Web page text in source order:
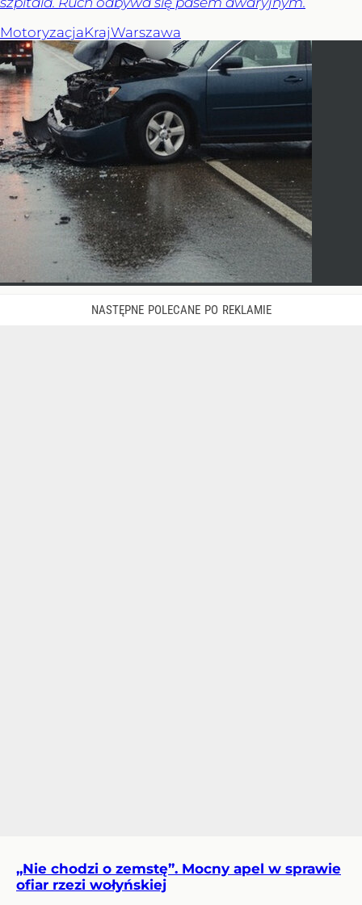
MotoryzacjaKrajWarszawa
„Nie chodzi o zemstę”. Mocny apel w sprawie
ofiar rzezi wołyńskiej